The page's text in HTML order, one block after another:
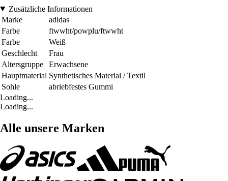
Zusätzliche Informationen
Marke
adidas
Farbe
ftwwht/powplu/ftwwht
Farbe
Weiß
Geschlecht
Frau
Altersgruppe
Erwachsene
Hauptmaterial Synthetisches Material / Textil
Sohle
abriebfestes Gummi
Loading...
Loading...
Alle unsere Marken